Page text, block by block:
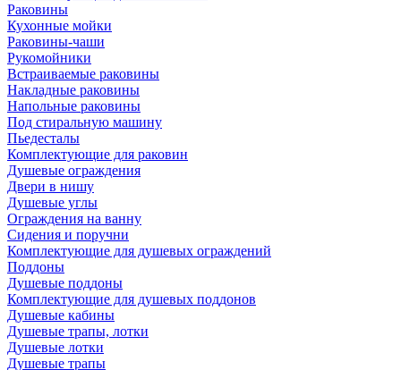
Раковины
Кухонные мойки
Раковины-чаши
Рукомойники
Встраиваемые раковины
Накладные раковины
Напольные раковины
Под стиральную машину
Пьедесталы
Комплектующие для раковин
Душевые ограждения
Двери в нишу
Душевые углы
Ограждения на ванну
Сидения и поручни
Комплектующие для душевых ограждений
Поддоны
Душевые поддоны
Комплектующие для душевых поддонов
Душевые кабины
Душевые трапы, лотки
Душевые лотки
Душевые трапы